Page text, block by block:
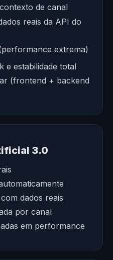
de canal
reais da API do
extrema)
e estabilidade total
(frontend + backend
3.0
dados reais
por canal
em performance